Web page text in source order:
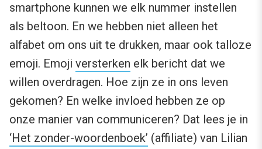
smartphone kunnen we elk nummer instellen
als beltoon. En we hebben niet alleen het
alfabet om ons uit te drukken, maar ook talloze
emoji. Emoji versterken elk bericht dat we
willen overdragen. Hoe zijn ze in ons leven
gekomen? En welke invloed hebben ze op
onze manier van communiceren? Dat lees je in
‘Het zonder-woordenboek’ (affiliate) van Lilian